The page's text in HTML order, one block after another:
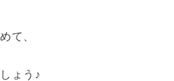
て、
ょう♪